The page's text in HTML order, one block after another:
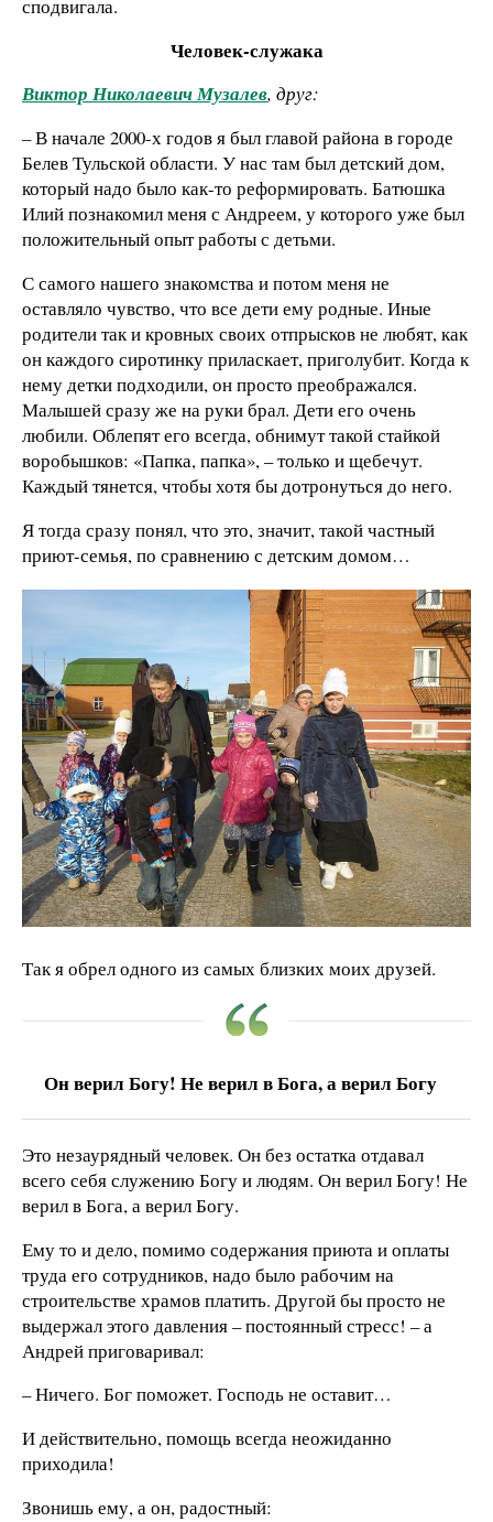
сподвигала.
Человек-служака
Виктор Николаевич Музалев, друг:
– В начале 2000-х годов я был главой района в городе
Белев Тульской области. У нас там был детский дом,
который надо было как-то реформировать. Батюшка
Илий познакомил меня с Андреем, у которого уже был
положительный опыт работы с детьми.
С самого нашего знакомства и потом меня не
оставляло чувство, что все дети ему родные. Иные
родители так и кровных своих отпрысков не любят, как
он каждого сиротинку приласкает, приголубит. Когда к
нему детки подходили, он просто преображался.
Малышей сразу же на руки брал. Дети его очень
любили. Облепят его всегда, обнимут такой стайкой
воробышков: «Папка, папка», – только и щебечут.
Каждый тянется, чтобы хотя бы дотронуться до него.
Я тогда сразу понял, что это, значит, такой частный
приют-семья, по сравнению с детским домом…
Так я обрел одного из самых близких моих друзей.
Он верил Богу! Не верил в Бога, а верил Богу
Это незаурядный человек. Он без остатка отдавал
всего себя служению Богу и людям. Он верил Богу! Не
верил в Бога, а верил Богу.
Ему то и дело, помимо содержания приюта и оплаты
труда его сотрудников, надо было рабочим на
строительстве храмов платить. Другой бы просто не
выдержал этого давления – постоянный стресс! – а
Андрей приговаривал:
– Ничего. Бог поможет. Господь не оставит…
И действительно, помощь всегда неожиданно
приходила!
Звонишь ему, а он, радостный: